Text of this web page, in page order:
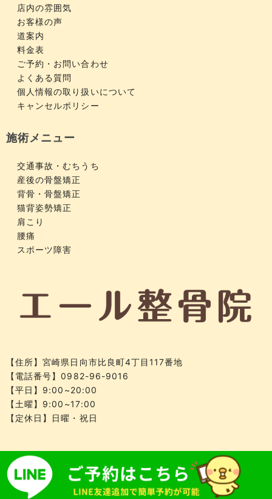
店内の雰囲気
お客様の声
道案内
料金表
ご予約・お問い合わせ
よくある質問
個人情報の取り扱いについて
キャンセルポリシー
施術メニュー
交通事故・むちうち
産後の骨盤矯正
背骨・骨盤矯正
猫背姿勢矯正
肩こり
腰痛
スポーツ障害
【住所】宮崎県日向市比良町4丁目117番地
【電話番号】0982-96-9016
【平日】9:00~20:00
【土曜】9:00~17:00
【定休日】日曜・祝日
Copyright(c)2018 エール整骨院.All Right
Reserved.Design by (株)ゆいまーる